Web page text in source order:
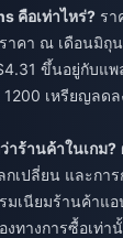
คือเท่าไหร่? รา
าคา ณ เดือนมิ
ขึ้นอยู่กับแพ
เหรียญลด
าร้านค้าในเกม?
เปลี่ยน และกา
มเนียมร้านค้าแ
ทางการซื้อเท่า